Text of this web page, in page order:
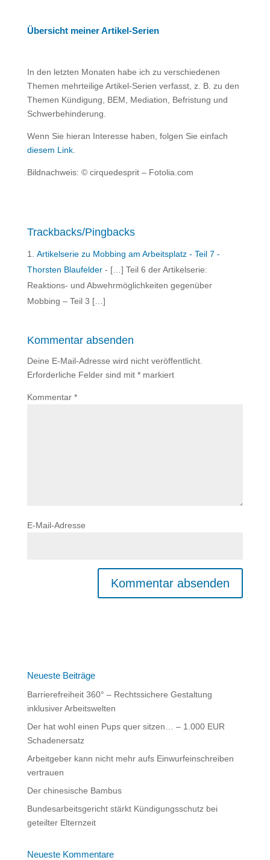
Übersicht meiner Artikel-Serien
In den letzten Monaten habe ich zu verschiedenen
Themen mehrteilige Artikel-Serien verfasst, z. B. zu den
Themen Kündigung, BEM, Mediation, Befristung und
Schwerbehinderung.
Wenn Sie hieran Interesse haben, folgen Sie einfach
diesem Link.
Bildnachweis: © cirquedesprit – Fotolia.com
Trackbacks/Pingbacks
Artikelserie zu Mobbing am Arbeitsplatz - Teil 7 -
Thorsten Blaufelder- […] Teil 6 der Artikelserie:
Reaktions- und Abwehrmöglichkeiten gegenüber
Mobbing – Teil 3 […]
Kommentar absenden
Deine E-Mail-Adresse wird nicht veröffentlicht.
Erforderliche Felder sind mit *markiert
Kommentar *
E-Mail-Adresse
Neueste Beiträge
Barrierefreiheit 360° – Rechtssichere Gestaltung
inklusiver Arbeitswelten
Der hat wohl einen Pups quer sitzen… – 1.000 EUR
Schadenersatz
Arbeitgeber kann nicht mehr aufs Einwurfeinschreiben
vertrauen
Der chinesische Bambus
Bundesarbeitsgericht stärkt Kündigungsschutz bei
geteilter Elternzeit
Neueste Kommentare